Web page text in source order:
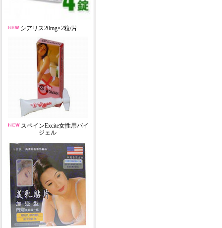
シアリス20mg×2粒/片
スペインExcite女性用バイ
ジェル